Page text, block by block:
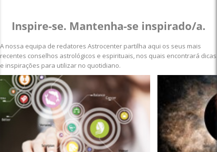
Inspire-se. Mantenha-se inspirado/a.
A nossa equipa de redatores Astrocenter partilha aqui os seus mais
recentes conselhos astrológicos e espirituais, nos quais encontrará dicas
e inspirações para utilizar no quotidiano.